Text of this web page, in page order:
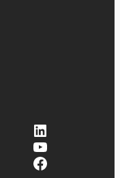
LinkedIn
YouTube
Facebook